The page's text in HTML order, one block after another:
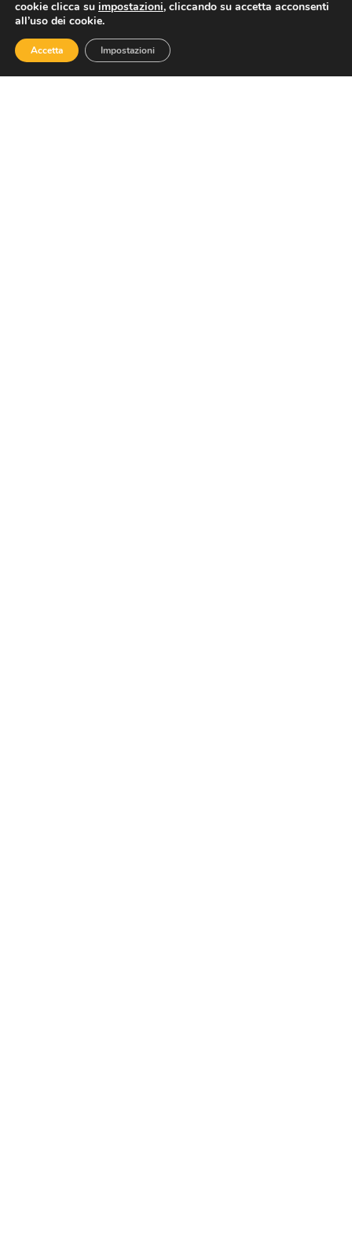
cookie clicca su impostazioni, cliccando su accetta acconsenti
all’uso dei cookie.
Accetta Impostazioni